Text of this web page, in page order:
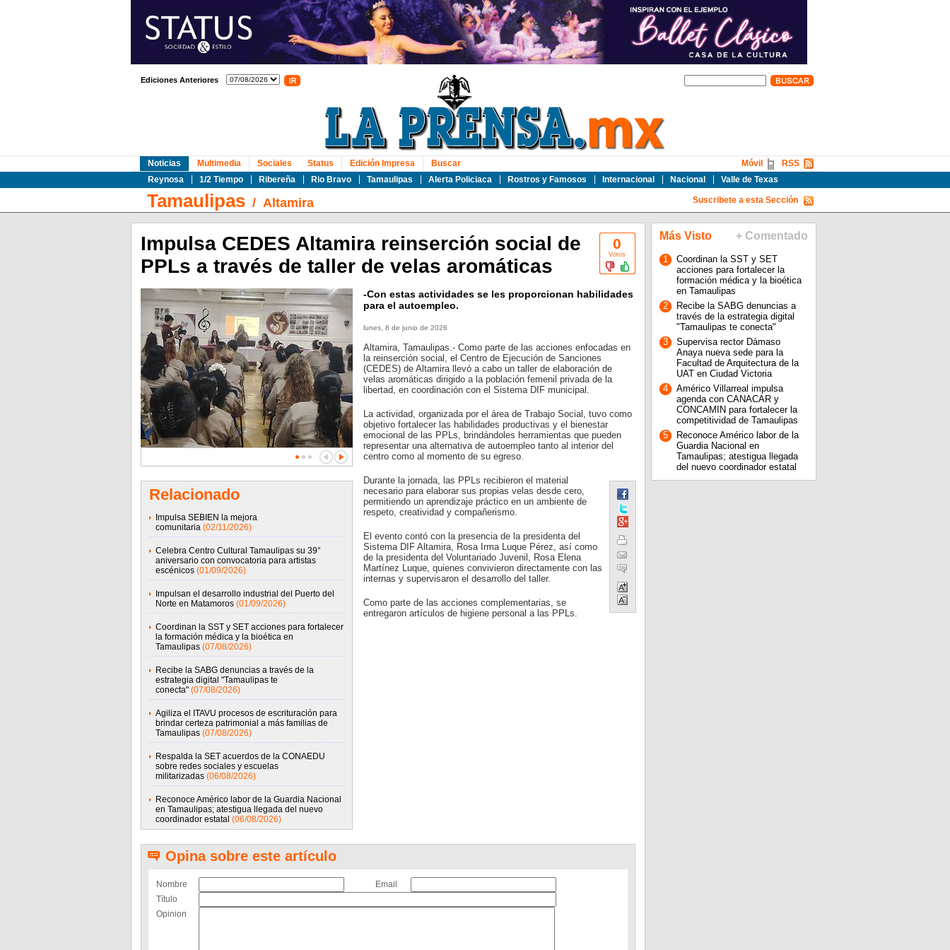
Ediciones Anteriores
Noticias
Reynosa
1/2 Tiempo Ribereña Rio Bravo Tamaulipas Alerta Policiaca Rostros y Famosos Internacional Nacional Valle de Texas
Multimedia Sociales Status Edición Impresa Buscar RSS
Móvil
Tamaulipas/ Altamira Suscribete a esta Sección
0
Votos
Impulsa CEDES Altamira reinserción social de
PPLs a través de taller de velas aromáticas
Relacionado
Impulsa SEBIEN la mejora
comunitaria (02/11/2026)
Celebra Centro Cultural Tamaulipas su 39°
aniversario con convocatoria para artistas
escénicos (01/09/2026)
Impulsan el desarrollo industrial del Puerto del
Norte en Matamoros (01/09/2026)
Coordinan la SST y SET acciones para fortalecer
la formación médica y la bioética en
Tamaulipas (07/08/2026)
Recibe la SABG denuncias a través de la
estrategia digital "Tamaulipas te
conecta" (07/08/2026)
Agiliza el ITAVU procesos de escrituración para
brindar certeza patrimonial a más familias de
Tamaulipas (07/08/2026)
Respalda la SET acuerdos de la CONAEDU
sobre redes sociales y escuelas
militarizadas (06/08/2026)
Reconoce Américo labor de la Guardia Nacional
en Tamaulipas; atestigua llegada del nuevo
coordinador estatal (06/08/2026)
-Con estas actividades se les proporcionan habilidades
para el autoempleo.
lunes, 8 de junio de 2026
Altamira, Tamaulipas.- Como parte de las acciones enfocadas en
la reinserción social, el Centro de Ejecución de Sanciones
(CEDES) de Altamira llevó a cabo un taller de elaboración de
velas aromáticas dirigido a la población femenil privada de la
libertad, en coordinación con el Sistema DIF municipal.
La actividad, organizada por el área de Trabajo Social, tuvo como
objetivo fortalecer las habilidades productivas y el bienestar
emocional de las PPLs, brindándoles herramientas que pueden
representar una alternativa de autoempleo tanto al interior del
centro como al momento de su egreso.
Durante la jornada, las PPLs recibieron el material
necesario para elaborar sus propias velas desde cero,
permitiendo un aprendizaje práctico en un ambiente de
respeto, creatividad y compañerismo.
El evento contó con la presencia de la presidenta del
Sistema DIF Altamira, Rosa Irma Luque Pérez, así como
de la presidenta del Voluntariado Juvenil, Rosa Elena
Martínez Luque, quienes convivieron directamente con las
internas y supervisaron el desarrollo del taller.
Como parte de las acciones complementarias, se
entregaron artículos de higiene personal a las PPLs.
Opina sobre este artículo
Nombre
Email
Título
Opinion
Más Visto + Comentado
1
Coordinan la SST y SET
acciones para fortalecer la
formación médica y la bioética
en Tamaulipas
2
Recibe la SABG denuncias a
través de la estrategia digital
"Tamaulipas te conecta"
3
Supervisa rector Dámaso
Anaya nueva sede para la
Facultad de Arquitectura de la
UAT en Ciudad Victoria
4
Américo Villarreal impulsa
agenda con CANACAR y
CONCAMIN para fortalecer la
competitividad de Tamaulipas
5
Reconoce Américo labor de la
Guardia Nacional en
Tamaulipas; atestigua llegada
del nuevo coordinador estatal